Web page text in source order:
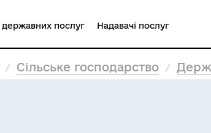
державних послуг Надавачі послуг
Сільське господарство